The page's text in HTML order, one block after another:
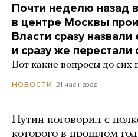
Почти неделю назад
в центре Москвы
Власти сразу
и сразу же перестали
Вот какие вопросы до сих
НОВОСТИ 21 час назад
Путин поговорил с
которого в прошлом